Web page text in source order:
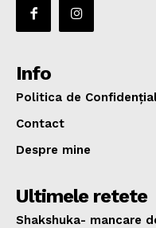
Info
Politica de
Contact
Despre mine
Ultimele retete
Shakshuka- mancare